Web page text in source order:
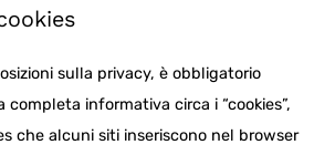
sulla privacy, è obbligatorio
informativa circa i “cookies”,
che alcuni siti inseriscono nel browser